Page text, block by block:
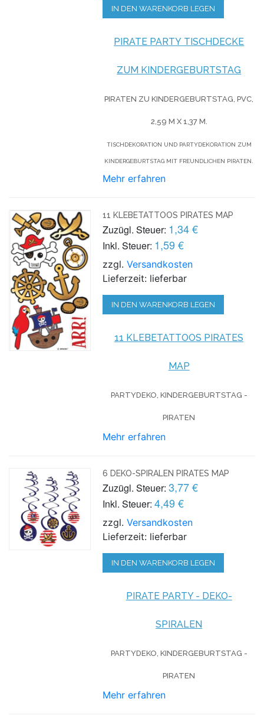
IN DEN WARENKORB LEGEN
PIRATE PARTY TISCHDECKE
ZUM KINDERGEBURTSTAG
PIRATEN ZU KINDERGEBURTSTAG, PVC,
2,59 M X 1,37 M.
TISCHDEKORATION UND PARTYDEKORATION ZUM
KINDERGEBURTSTAG MIT FREUNDLICHEN PIRATEN.
Mehr erfahren
11 KLEBETATTOOS PIRATES MAP
Zuzügl. Steuer: 1,34 €
Inkl. Steuer: 1,59 €
zzgl.Versandkosten
Lieferzeit: lieferbar
IN DEN WARENKORB LEGEN
11 KLEBETATTOOS PIRATES
MAP
PARTYDEKO, KINDERGEBURTSTAG -
PIRATEN
Mehr erfahren
6 DEKO-SPIRALEN PIRATES MAP
Zuzügl. Steuer: 3,77 €
Inkl. Steuer: 4,49 €
zzgl.Versandkosten
Lieferzeit: lieferbar
IN DEN WARENKORB LEGEN
PIRATE PARTY - DEKO-
SPIRALEN
PARTYDEKO, KINDERGEBURTSTAG -
PIRATEN
Mehr erfahren